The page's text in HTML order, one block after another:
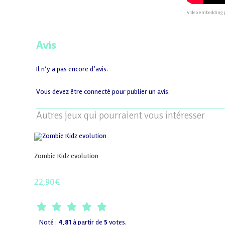
Video embedding
Avis
Il n’y a pas encore d’avis.
Vous devez être connecté pour publier un avis.
Autres jeux qui pourraient vous intéresser
Zombie Kidz evolution
22,90€
Noté : 4,81 à partir de5 votes.